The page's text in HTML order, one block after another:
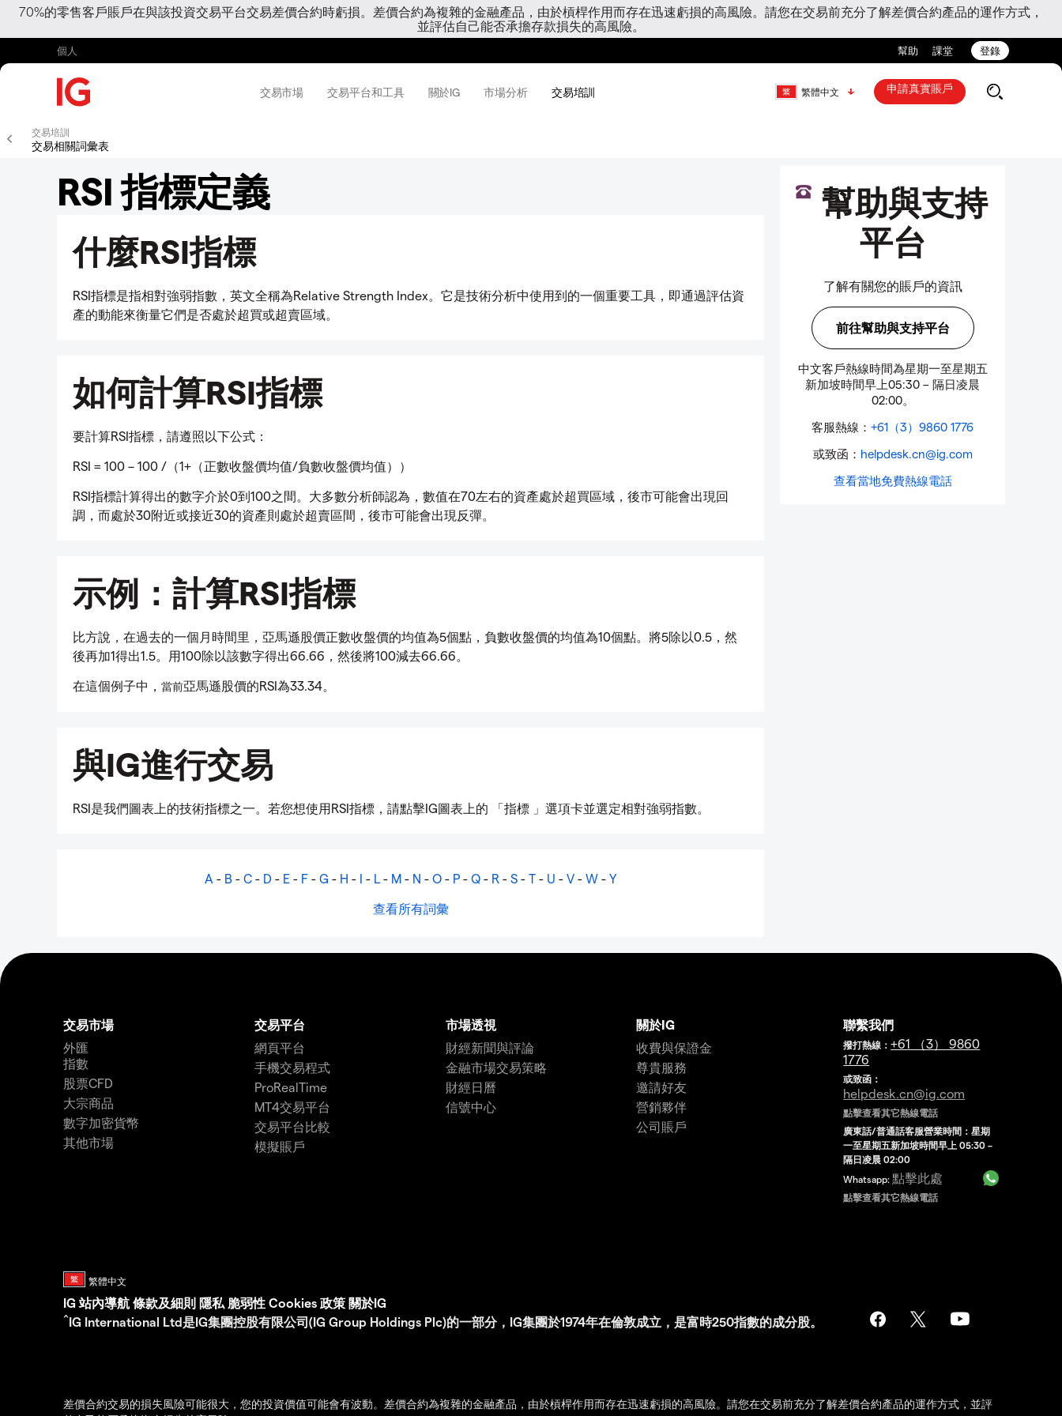
70%的零售客戶賬戶在與該投資交易平台交易差價合約時虧損。差價合約為複雜的金融產品，由於槓桿作用而存在迅速虧損的高風險。請您在交易前充分了解差價合約產品的運作方式，
並評估自己能否承擔存款損失的高風險。
個人 幫助 課堂 登錄
交易市場 交易平台和工具 關於IG 市場分析 交易培訓 繁體中文 申請真實賬戶
交易培訓
交易相關詞彙表
RSI 指標定義
什麼RSI指標
RSI指標是指相對強弱指數，英文全稱為Relative Strength Index。它是技術分析中使用到的一個重要工具，即通過評估資
產的動能來衡量它們是否處於超買或超賣區域。
如何計算RSI指標
要計算RSI指標，請遵照以下公式：
RSI = 100 – 100 /（1+（正數收盤價均值/負數收盤價均值））
RSI指標計算得出的數字介於0到100之間。大多數分析師認為，數值在70左右的資產處於超買區域，後市可能會出現回
調，而處於30附近或接近30的資產則處於超賣區間，後市可能會出現反彈。
示例：計算RSI指標
比方說，在過去的一個月時間里，亞馬遜股價正數收盤價的均值為5個點，負數收盤價的均值為10個點。將5除以0.5，然
後再加1得出1.5。用100除以該數字得出66.66，然後將100減去66.66。
在這個例子中， 當前亞馬遜股價的RSI為33.34。
與IG進行交易
RSI是我們圖表上的技術指標之一。若您想使用RSI指標，請點擊IG圖表上的 「指標 」選項卡並選定相對強弱指數。
A - B - C - D - E - F - G - H - I - L - M - N - O - P - Q - R - S - T - U - V - W - Y
查看所有詞彙
幫助與支持
平台
了解有關您的賬戶的資訊
前往幫助與支持平台
中文客戶熱線時間為星期一至星期五
新加坡時間早上05:30 – 隔日凌晨
02:00。
客服熱線： +61（3）9860 1776
或致函： helpdesk.cn@ig.com
查看當地免費熱線電話
交易市場
外匯
指數
股票CFD
大宗商品
數字加密貨幣
其他市場
交易平台
網頁平台
手機交易程式
ProRealTime
MT4交易平台
交易平台比較
模擬賬戶
市場透視
財經新聞與評論
金融市場交易策略
財經日曆
信號中心
關於IG
收費與保證金
尊貴服務
邀請好友
營銷夥伴
公司賬戶
聯繫我們
撥打熱線：+61 （3） 9860
1776
或致函：
helpdesk.cn@ig.com
點擊查看其它熱線電話
廣東話/普通話客服營業時間：星期
一至星期五新加坡時間早上 05:30 –
隔日凌晨 02:00
Whatsapp:點擊此處
點擊查看其它熱線電話
IG 站內導航 條款及細則 隱私 脆弱性 Cookies 政策 關於IG
^IG International Ltd是IG集團控股有限公司(IG Group Holdings Plc)的一部分，IG集團於1974年在倫敦成立，是富時250指數的成分股。
差價合約交易的損失風險可能很大，您的投資價值可能會有波動。差價合約為複雜的金融產品，由於槓桿作用而存在迅速虧損的高風險。請您在交易前充分了解差價合約產品的運作方式，並評